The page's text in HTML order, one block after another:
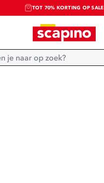
TOT 70% KORTING OP SALE
SALE: LAATSTE KANS!
SHOP NIEUW
Home